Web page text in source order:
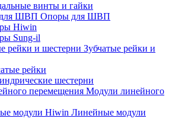
винты и гайки
Опоры для ШВП
Hiwin
Sung-il
Зубчатые рейки и
рейки
шестерни
Модули линейного
Линейные модули